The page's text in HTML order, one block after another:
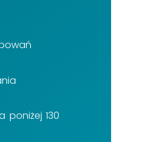
poniżej 130